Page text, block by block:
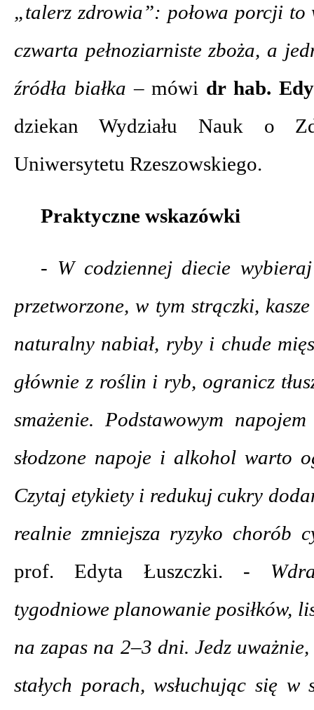
„talerz zdrowia”: połowa porcji to
czwarta pełnoziarniste zboża, a
źródła białka –mówi dr hab.
dziekan Wydziału Nauk o
Uniwersytetu Rzeszowskiego.
Praktyczne wskazówki
- W codziennej diecie
przetworzone, w tym strączki,
naturalny nabiał, ryby i chude
głównie z roślin i ryb, ogranicz
smażenie. Podstawowym
słodzone napoje i alkohol warto
Czytaj etykiety i redukuj cukry
realnie zmniejsza ryzyko chorób
prof. Edyta Łuszczki. -
tygodniowe planowanie posiłków,
na zapas na 2–3 dni. Jedz
stałych porach, wsłuchując się w